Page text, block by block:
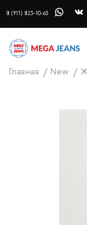
8 (911) 823-10-63
Главная New